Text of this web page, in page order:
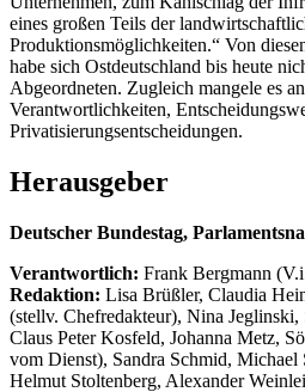
eines großen Teils der
Produktionsmöglichkeiten.“ Von
habe sich Ostdeutschland bis heute
Abgeordneten. Zugleich mangele es
Verantwortlichkeiten,
Privatisierungsentscheidungen.
Herausgeber
Deutscher Bundestag,
Verantwortlich: Frank Bergmann
Redaktion: Lisa Brüßler, Claudia
(stellv. Chefredakteur), Nina Jeglinski,
Claus Peter Kosfeld, Johanna Metz,
vom Dienst), Sandra Schmid, Michael
Helmut Stoltenberg, Alexander